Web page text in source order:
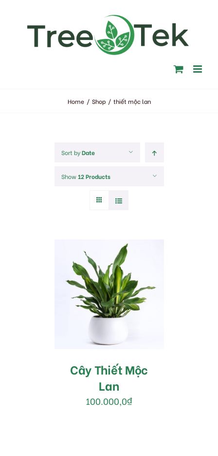
Home / Shop / thiết mộc lan
Sort byDate
Show 12 Products
MUA HÀNG /
DETAILS
Cây Thiết Mộc
Lan
100.000,0₫